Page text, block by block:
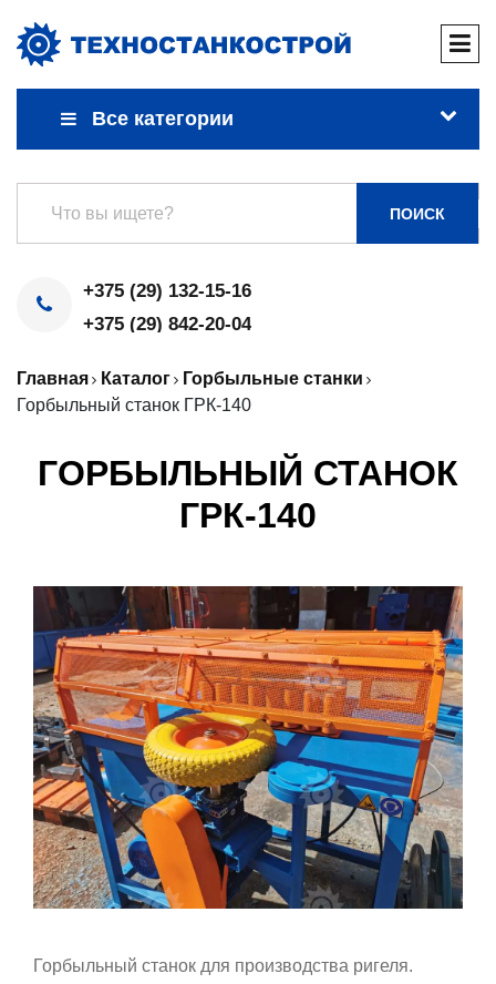
Все категории
ПОИСК
+375 (29) 132-15-16
+375 (29) 842-20-04
Главная Каталог
Горбыльные станки
Горбыльный станок ГРК-140
ГОРБЫЛЬНЫЙ СТАНОК
ГРК-140
Горбыльный станок для производства ригеля.